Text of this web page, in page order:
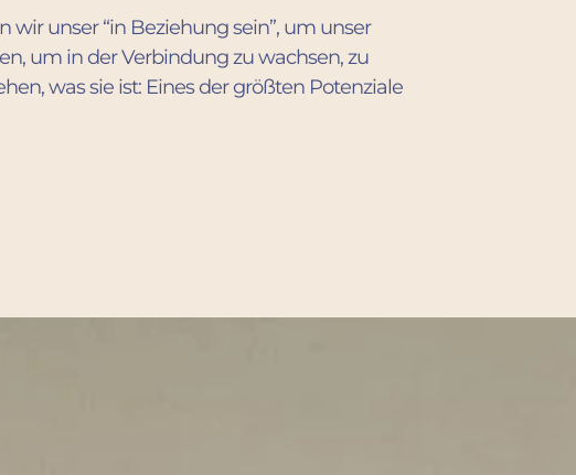
wir unser “in Beziehung sein”, um unser
um in der Verbindung zu wachsen, zu
was sie ist: Eines der größten Potenziale